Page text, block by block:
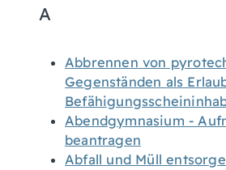
A
Abbrennen von
Gegenständen als
Abendgymnasium -
beantragen
Abfall und Müll